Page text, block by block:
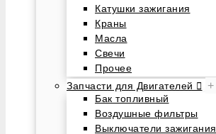
Катушки зажигания
Краны
Масла
Свечи
Прочее
Запчасти для Двигателей
+
Бак топливный
Воздушные фильтры
Выключатели зажигания